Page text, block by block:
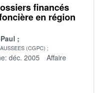
financés
en région
(CGPC)
déc. 2005
Affaire